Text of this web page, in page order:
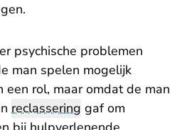
psychische problemen
man spelen mogelijk
een rol, maar omdat de man
reclassering gaf om